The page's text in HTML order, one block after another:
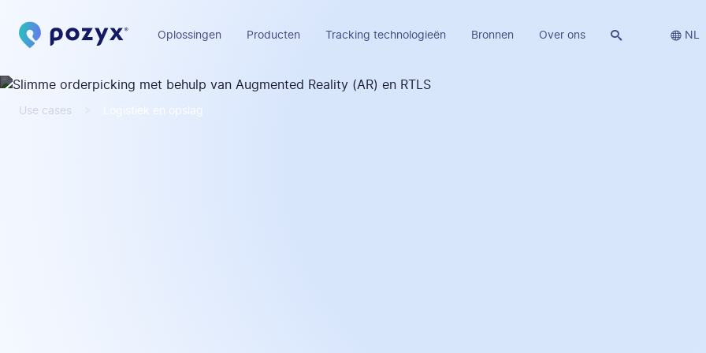
Oplossingen Producten Tracking technologieën Bronnen Over ons   NL
Use cases Logistiek en opslag